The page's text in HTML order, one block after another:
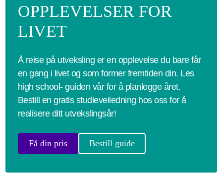
OPPLEVELSER FOR
LIVET
Å reise på utveksling er en opplevelse du bare får
en gang i livet og som former fremtiden din. Les
high school- guiden vår for å planlegge året.
Bestill en gratis studieveiledning hos oss for å
realisere ditt utvekslingsår!
Få din pris Bestill guide